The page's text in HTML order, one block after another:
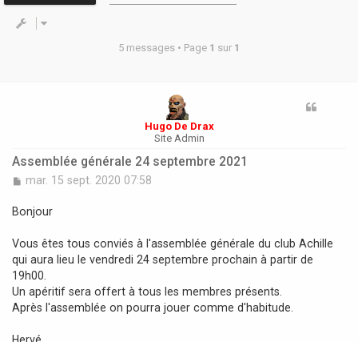
5 messages • Page 1 sur 1
Hugo De Drax
Site Admin
Assemblée générale 24 septembre 2021
M
s
g
e
mar. 15 sept. 2020 07:58
Bonjour
Vous êtes tous conviés à l'assemblée générale du club Achille
qui aura lieu le vendredi 24 septembre prochain à partir de
19h00.
Un apéritif sera offert à tous les membres présents.
Après l'assemblée on pourra jouer comme d'habitude.